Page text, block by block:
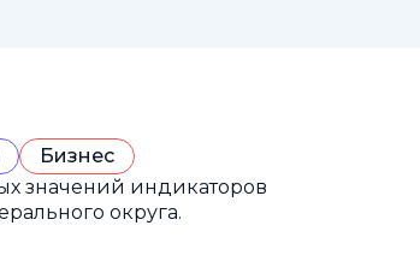
Бизнес
значений индикаторов
округа.